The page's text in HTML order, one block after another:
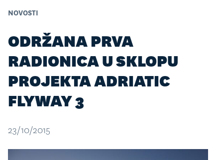
NOVOSTI
ODRŽANA PRVA
RADIONICA U SKLOPU
PROJEKTA ADRIATIC
FLYWAY 3
23/10/2015